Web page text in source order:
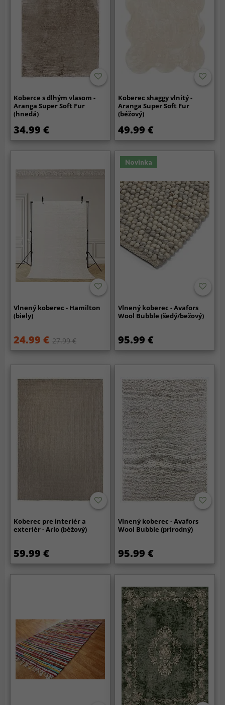
Koberce s dlhým vlasom -
Aranga Super Soft Fur
(hnedá)
34.99 €
Koberec shaggy vlnitý -
Aranga Super Soft Fur
(béžový)
49.99 €
Vlnený koberec - Hamilton
(biely)
24.99 € 27.99 €
Novinka
Vlnený koberec - Avafors
Wool Bubble (šedý/bežový)
95.99 €
Koberec pre interiér a
exteriér - Arlo (béžový)
59.99 €
Vlnený koberec - Avafors
Wool Bubble (prírodný)
95.99 €